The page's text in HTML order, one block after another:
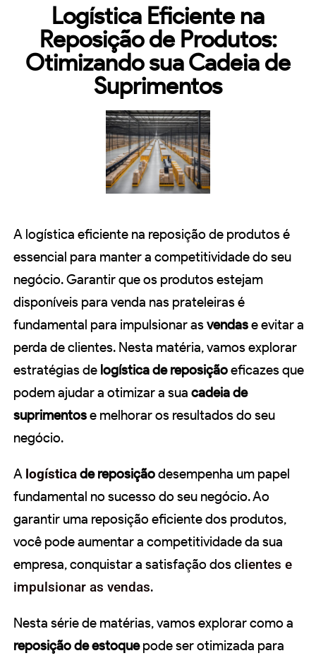
Logística Eficiente na
Reposição de Produtos:
Otimizando sua Cadeia de
Suprimentos
A logística eficiente na reposição de produtos é
essencial para manter a competitividade do seu
negócio. Garantir que os produtos estejam
disponíveis para venda nas prateleiras é
fundamental para impulsionar asvendase evitar a
perda de clientes. Nesta matéria, vamos explorar
estratégias de logística de reposiçãoeficazes que
podem ajudar a otimizar a sua cadeia de
suprimentose melhorar os resultados do seu
negócio.
A logísticade reposiçãodesempenha um papel
fundamental no sucesso do seu negócio. Ao
garantir uma reposição eficiente dos produtos,
você pode aumentar a competitividade da sua
empresa, conquistar a satisfação dosclientes e
impulsionar as vendas.
Nesta série de matérias, vamos explorar como a
reposição de estoquepode ser otimizada para